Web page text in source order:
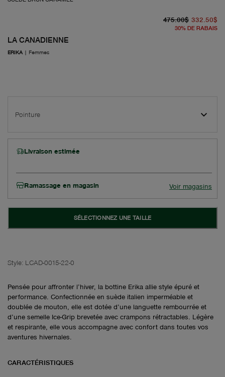
LA CANADIENNE
ERIKA | Femmes
475.00$ 332.50$
30% DE RABAIS
Pointure
Livraison estimée
Ramassage en magasin Voir magasins
SÉLECTIONNEZ UNE TAILLE
Style: LCAD-0015-22-0
Pensée pour affronter l’hiver, la bottine Erika allie style épuré et
performance. Confectionnée en suède italien imperméable et
doublée de mouton, elle est dotée d’une languette rembourrée et
d’une semelle Ice-Grip brevetée avec crampons rétractables. Légère
et respirante, elle vous accompagne avec confort dans toutes vos
aventures hivernales.
CARACTÉRISTIQUES